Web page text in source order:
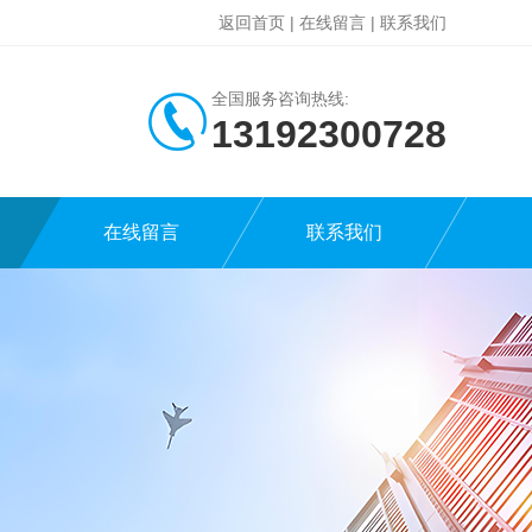
返回首页 | 在线留言 | 联系我们
全国服务咨询热线:
13192300728
在线留言 联系我们